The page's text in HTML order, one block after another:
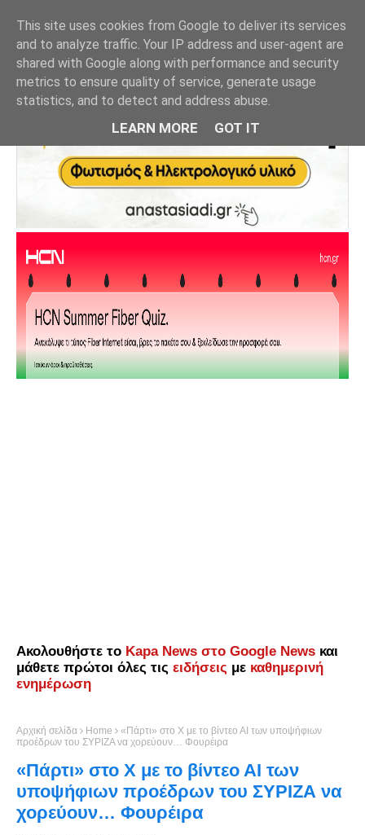
Ακολουθήστε το Kapa News στο Google News και
μάθετε πρώτοι όλες τις ειδήσεις με καθημερινή
ενημέρωση
Αρχική σελίδα Home
«Πάρτι» στο Χ με το βίντεο ΑΙ των υποψήφιων
προέδρων του ΣΥΡΙΖΑ να χορεύουν… Φουρέιρα
«Πάρτι» στο Χ με το βίντεο ΑΙ των
υποψήφιων προέδρων του ΣΥΡΙΖΑ να
χορεύουν… Φουρέιρα
This site uses cookies from Google to deliver its services
and to analyze traffic. Your IP address and user-agent are
shared with Google along with performance and security
metrics to ensure quality of service, generate usage
statistics, and to detect and address abuse.
LEARN MORE GOT IT